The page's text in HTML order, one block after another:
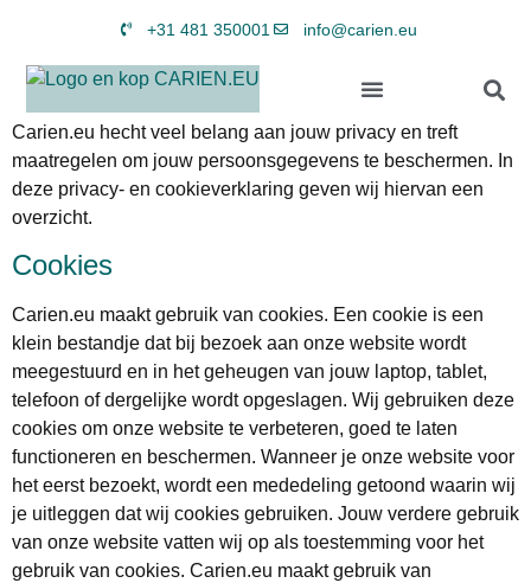
+31 481 350001 info@carien.eu
Carien.eu hecht veel belang aan jouw privacy en treft
maatregelen om jouw persoonsgegevens te beschermen. In
deze privacy- en cookieverklaring geven wij hiervan een
overzicht.
Cookies
Carien.eu maakt gebruik van cookies. Een cookie is een
klein bestandje dat bij bezoek aan onze website wordt
meegestuurd en in het geheugen van jouw laptop, tablet,
telefoon of dergelijke wordt opgeslagen. Wij gebruiken deze
cookies om onze website te verbeteren, goed te laten
functioneren en beschermen. Wanneer je onze website voor
het eerst bezoekt, wordt een mededeling getoond waarin wij
je uitleggen dat wij cookies gebruiken. Jouw verdere gebruik
van onze website vatten wij op als toestemming voor het
gebruik van cookies. Carien.eu maakt gebruik van